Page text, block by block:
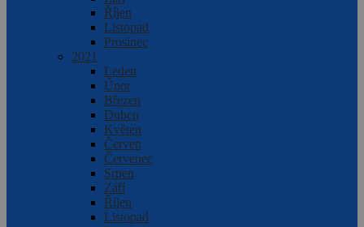
Říjen
Listopad
Prosinec
2021
Leden
Únor
Březen
Duben
Květen
Červen
Červenec
Srpen
Září
Říjen
Listopad